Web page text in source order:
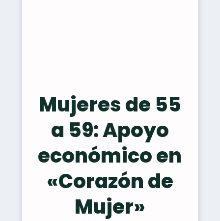
Mujeres de 55
a 59: Apoyo
económico en
«Corazón de
Mujer»